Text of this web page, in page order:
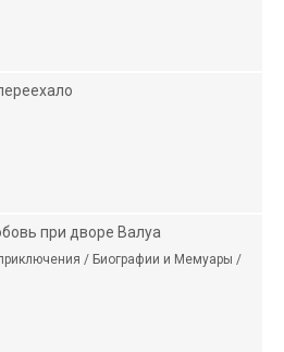
при дворе Валуа
/ Биографии и Мемуары /